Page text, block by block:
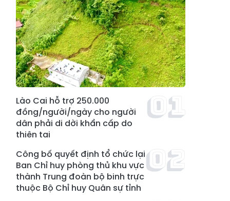
Lào Cai hỗ trợ 250.000
đồng/người/ngày cho người
dân phải di dời khẩn cấp do
thiên tai
Công bố quyết định tổ chức lại
Ban Chỉ huy phòng thủ khu vực
thành Trung đoàn bộ binh trực
thuộc Bộ Chỉ huy Quân sự tỉnh